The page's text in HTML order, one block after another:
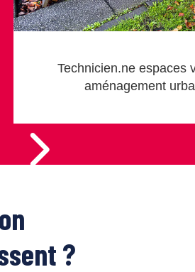
Technicien.ne espaces
aménagement
?